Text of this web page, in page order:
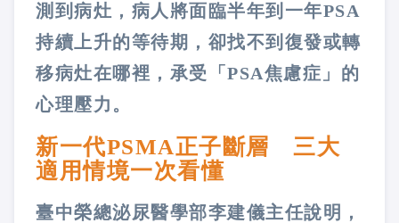
測到病灶，病人將面臨半年到一年PSA
持續上升的等待期，卻找不到復發或轉
移病灶在哪裡，承受「PSA焦慮症」的
心理壓力。
新一代PSMA正子斷層 三大
適用情境一次看懂
臺中榮總泌尿醫學部李建儀主任說明，